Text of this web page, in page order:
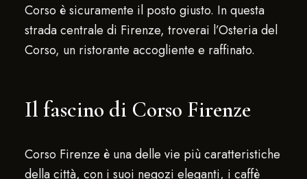
Corso è sicuramente il posto giusto. In questa
strada centrale di Firenze, troverai l’Osteria del
Corso, un ristorante accogliente e raffinato.
Il fascino di Corso Firenze
Corso Firenze è una delle vie più caratteristiche
della città, con i suoi negozi eleganti, i caffè